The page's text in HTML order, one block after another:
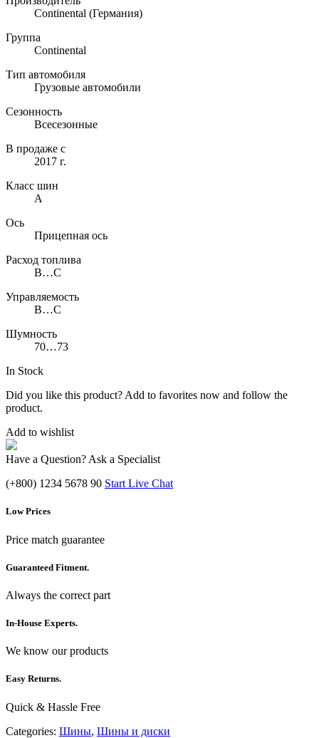
Continental (Германия)
Группа
Continental
Тип автомобиля
Грузовые автомобили
Сезонность
Всесезонные
В продаже с
2017 г.
Класс шин
A
Ось
Прицепная ось
Расход топлива
B…C
Управляемость
B…C
Шумность
70…73
In Stock
Did you like this product? Add to favorites now and follow the
product.
Add to wishlist
Have a Question? Ask a Specialist
(+800) 1234 5678 90 Start Live Chat
Low Prices
Price match guarantee
Guaranteed Fitment.
Always the correct part
In-House Experts.
We know our products
Easy Returns.
Quick & Hassle Free
Categories: Шины, Шины и диски